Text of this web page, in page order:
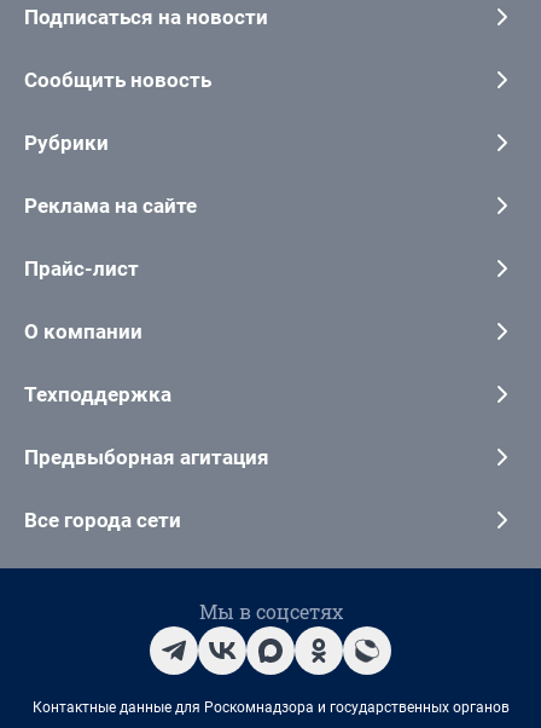
Подписаться на новости
Сообщить новость
Рубрики
Реклама на сайте
Прайс-лист
О компании
Техподдержка
Предвыборная агитация
Все города сети
Мы в соцсетях
Контактные данные для Роскомнадзора и государственных органов